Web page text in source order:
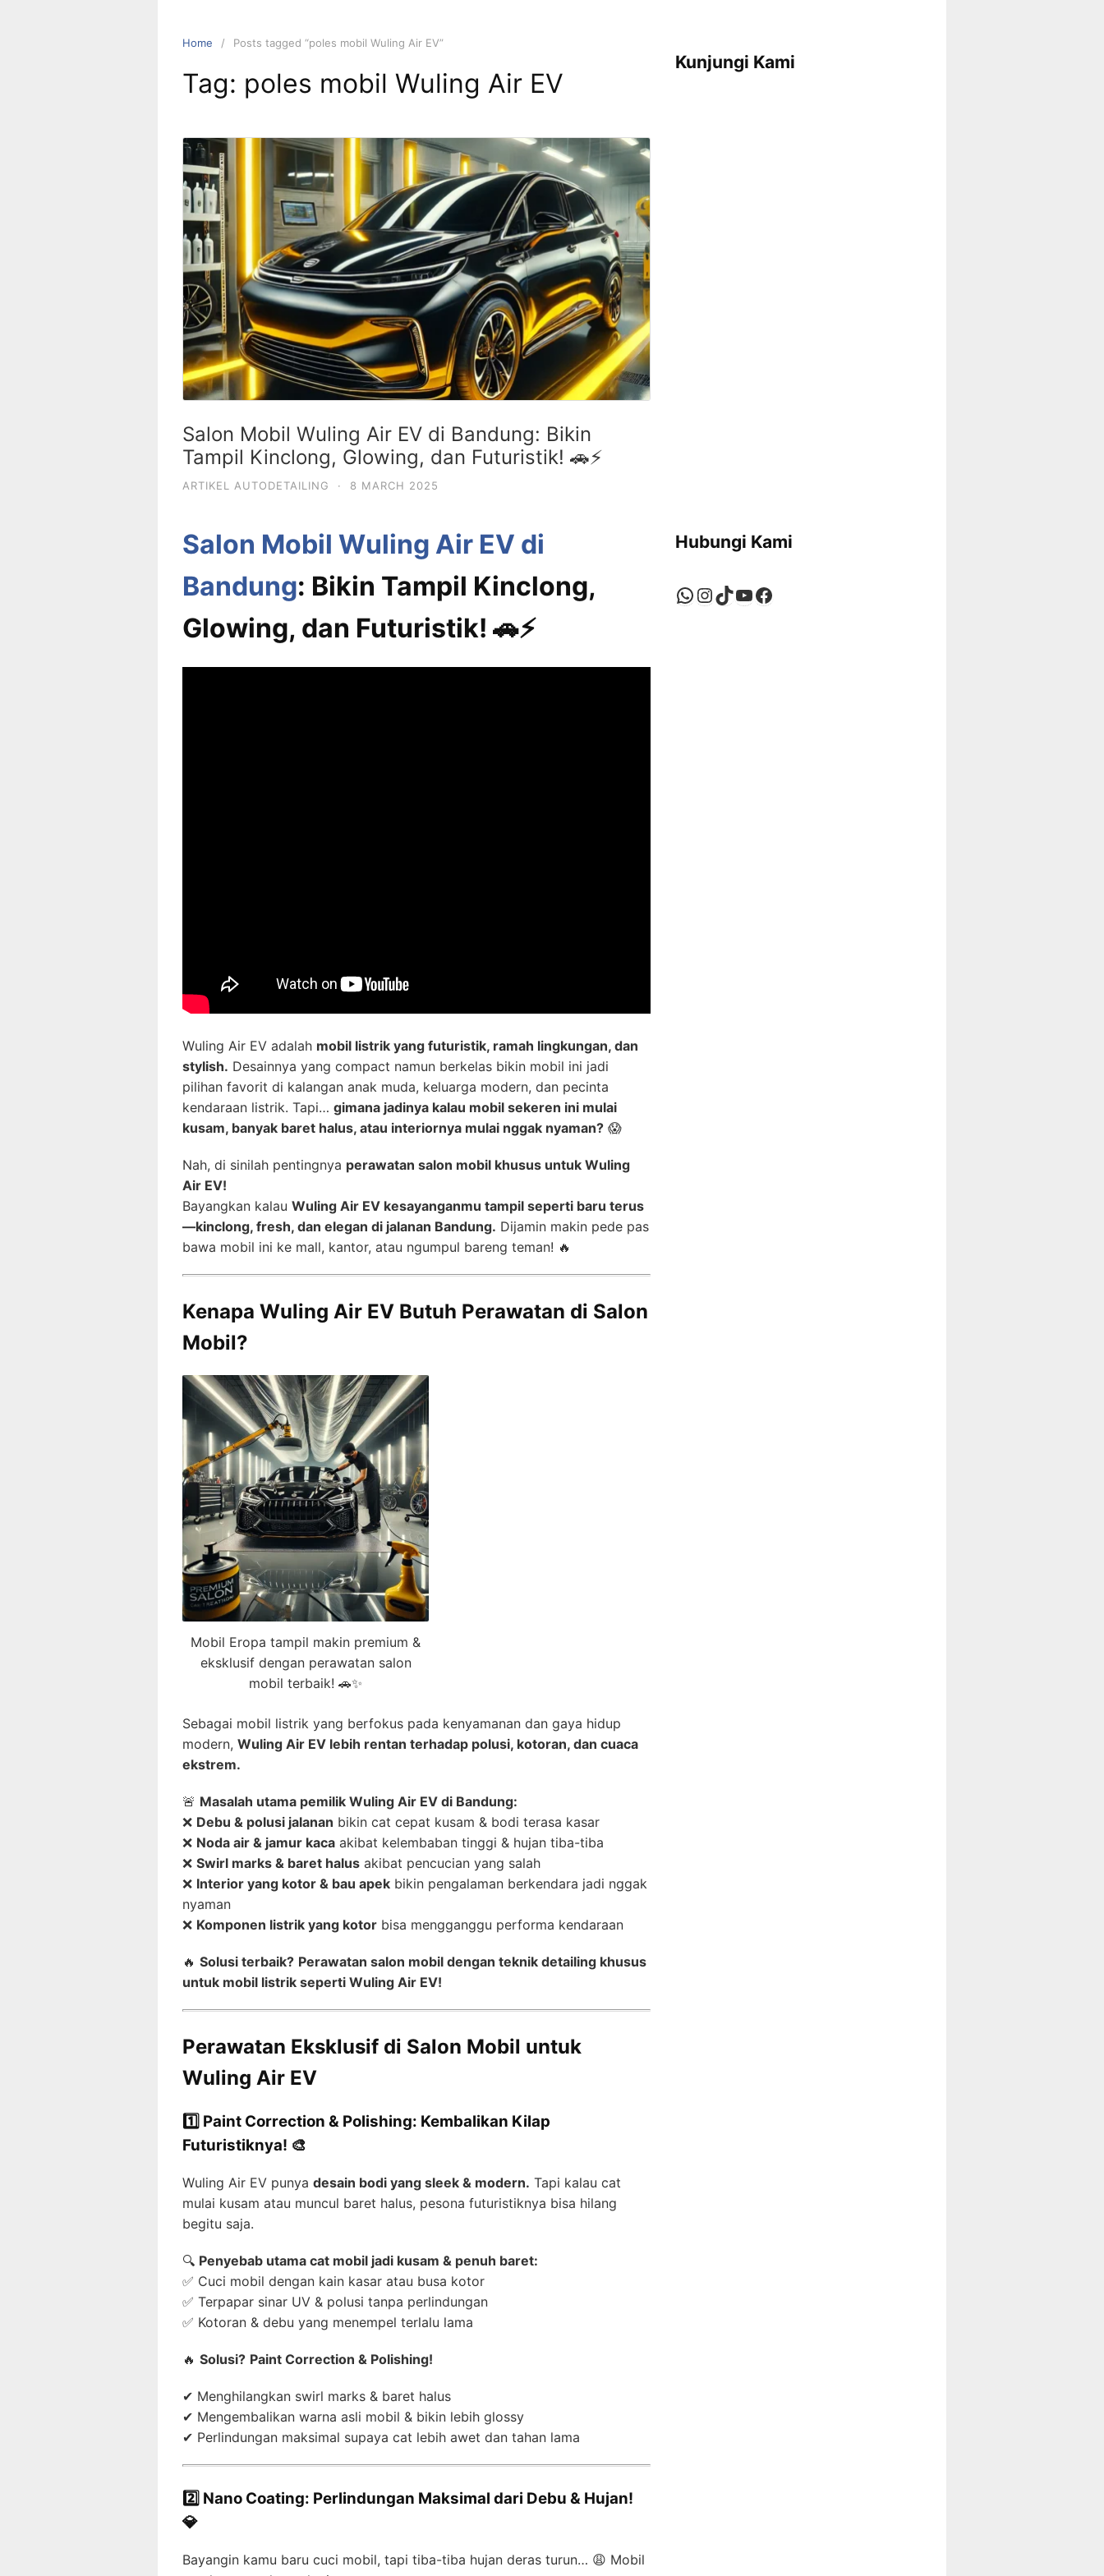
Home Posts tagged “poles mobil Wuling Air EV”
Tag: poles mobil Wuling Air EV
Salon Mobil Wuling Air EV di Bandung: Bikin
Tampil Kinclong, Glowing, dan Futuristik! 🚗⚡
ARTIKEL AUTODETAILING · 8 MARCH 2025
Salon Mobil Wuling Air EV di
Bandung: Bikin Tampil Kinclong,
Glowing, dan Futuristik! 🚗⚡
Wuling Air EV adalah mobil listrik yang futuristik, ramah lingkungan, dan
stylish. Desainnya yang compact namun berkelas bikin mobil ini jadi
pilihan favorit di kalangan anak muda, keluarga modern, dan pecinta
kendaraan listrik. Tapi… gimana jadinya kalau mobil sekeren ini mulai
kusam, banyak baret halus, atau interiornya mulai nggak nyaman? 😱
Nah, di sinilah pentingnya perawatan salon mobil khusus untuk Wuling
Air EV!
Bayangkan kalau Wuling Air EV kesayanganmu tampil seperti baru terus
—kinclong, fresh, dan elegan di jalanan Bandung. Dijamin makin pede pas
bawa mobil ini ke mall, kantor, atau ngumpul bareng teman! 🔥
Kenapa Wuling Air EV Butuh Perawatan di Salon
Mobil?
Mobil Eropa tampil makin premium &
eksklusif dengan perawatan salon
mobil terbaik! 🚗✨
Sebagai mobil listrik yang berfokus pada kenyamanan dan gaya hidup
modern, Wuling Air EV lebih rentan terhadap polusi, kotoran, dan cuaca
ekstrem.
🚨 Masalah utama pemilik Wuling Air EV di Bandung:
❌ Debu & polusi jalanan bikin cat cepat kusam & bodi terasa kasar
❌ Noda air & jamur kaca akibat kelembaban tinggi & hujan tiba-tiba
❌ Swirl marks & baret halus akibat pencucian yang salah
❌ Interior yang kotor & bau apek bikin pengalaman berkendara jadi nggak
nyaman
❌ Komponen listrik yang kotor bisa mengganggu performa kendaraan
🔥 Solusi terbaik? Perawatan salon mobil dengan teknik detailing khusus
untuk mobil listrik seperti Wuling Air EV!
Perawatan Eksklusif di Salon Mobil untuk
Wuling Air EV
1️⃣ Paint Correction & Polishing: Kembalikan Kilap
Futuristiknya! 🎨
Wuling Air EV punya desain bodi yang sleek & modern. Tapi kalau cat
mulai kusam atau muncul baret halus, pesona futuristiknya bisa hilang
begitu saja.
🔍 Penyebab utama cat mobil jadi kusam & penuh baret:
✅ Cuci mobil dengan kain kasar atau busa kotor
✅ Terpapar sinar UV & polusi tanpa perlindungan
✅ Kotoran & debu yang menempel terlalu lama
🔥 Solusi? Paint Correction & Polishing!
✔ Menghilangkan swirl marks & baret halus
✔ Mengembalikan warna asli mobil & bikin lebih glossy
✔ Perlindungan maksimal supaya cat lebih awet dan tahan lama
2️⃣ Nano Coating: Perlindungan Maksimal dari Debu & Hujan!
💎
Bayangin kamu baru cuci mobil, tapi tiba-tiba hujan deras turun… 😩 Mobil
Kunjungi Kami
Hubungi Kami
WhatsApp
Instagram
TikTok
YouTube
Facebook